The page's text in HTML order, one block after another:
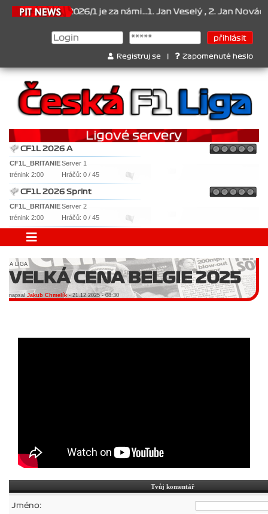
Šampionát 2026/1 je za námi...1. Jan Veselý , 2. Jan
Registruj se Zapomenuté heslo
CF1L 2026 A
CF1L_BRITANIEServer 1
trénink 2:00
Hráčů: 0 / 45
CF1L 2026 Sprint
CF1L_BRITANIEServer 2
trénink 2:00
Hráčů: 0 / 45
A LIGA
VELKÁ CENA BELGIE 2025
napsal Jakub Chmelík- 21.12.2025 - 08:30
Tvůj komentář
Jméno: